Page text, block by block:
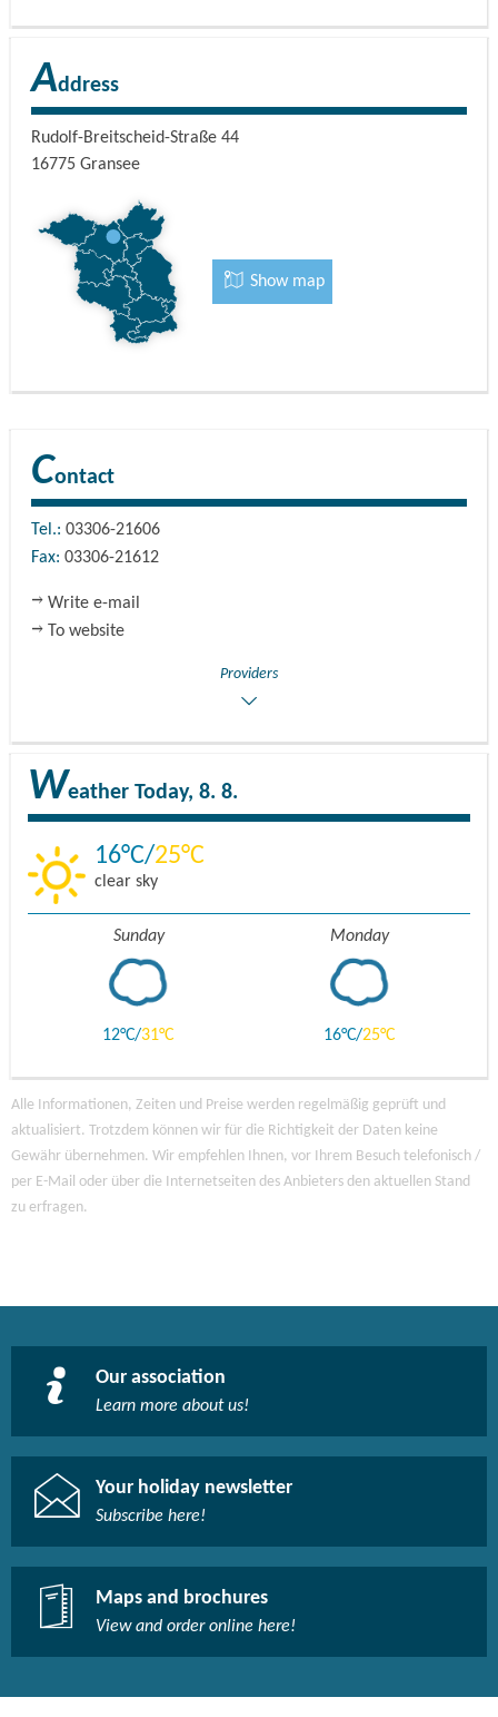
Address
Rudolf-Breitscheid-Straße 44
16775 Gransee
Show map
Contact
Tel.: 03306-21606
Fax: 03306-21612
Write e-mail
To website
Providers
Weather Today, 8. 8.
16 25
clear sky
Sunday
12 31
Monday
16 25
Alle Informationen, Zeiten und Preise werden regelmäßig geprüft und
aktualisiert. Trotzdem können wir für die Richtigkeit der Daten keine
Gewähr übernehmen. Wir empfehlen Ihnen, vor Ihrem Besuch telefonisch /
per E-Mail oder über die Internetseiten des Anbieters den aktuellen Stand
zu erfragen.
Our association
Learn more about us!​
Your holiday newsletter
Subscribe here!​
Maps and brochures
View and order online here!​